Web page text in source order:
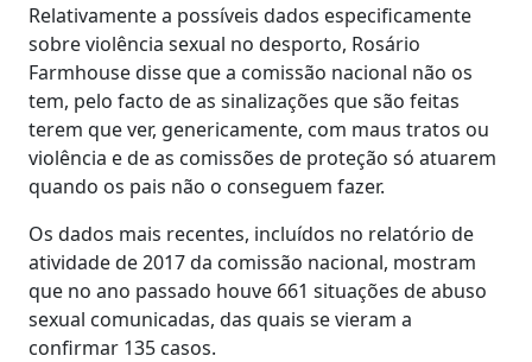
Relativamente a possíveis dados especificamente
sobre violência sexual no desporto, Rosário
Farmhouse disse que a comissão nacional não os
tem, pelo facto de as sinalizações que são feitas
terem que ver, genericamente, com maus tratos ou
violência e de as comissões de proteção só atuarem
quando os pais não o conseguem fazer.
Os dados mais recentes, incluídos no relatório de
atividade de 2017 da comissão nacional, mostram
que no ano passado houve 661 situações de abuso
sexual comunicadas, das quais se vieram a
confirmar 135 casos.